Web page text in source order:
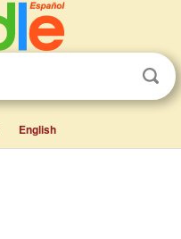
English